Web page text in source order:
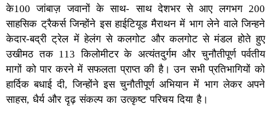
के100 जांबाज़ जवानों के साथ- साथ देशभर से आए लगभग 200
साहसिक ट्रैकर्स जिन्होंने इस हाईटियूड मैराथन में भाग लेने वाले जिन्हने
केदार-बद्री ट्रेल में हेलंग से कलगोट और कलगोट से मंडल होते हुए
उखीमठ तक 113 किलोमीटर के अत्यंतदुर्गम और चुनौतीपूर्ण पर्वतीय
मागों को पार करने में सफलता प्राप्त की है। उन सभी प्रतिभागियों को
हार्दिक बधाई दी, जिन्होंने इस चुनौतीपूर्ण अभियान में भाग लेकर अपने
साहस, धैर्य और दृढ़ संकल्प का उत्कृष्ट परिचय दिया है।